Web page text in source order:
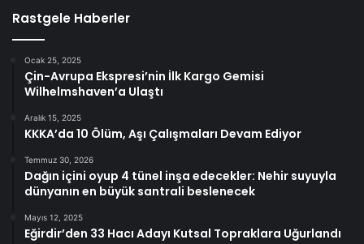
Rastgele Haberler
Ocak 25, 2025
Çin-Avrupa Ekspresi’nin İlk Kargo Gemisi
Wilhelmshaven’a Ulaştı
Aralık 15, 2025
KKKA’da 10 Ölüm, Aşı Çalışmaları Devam Ediyor
Temmuz 30, 2026
Dağın içini oyup 4 tünel inşa edecekler: Nehir suyuyla
dünyanın en büyük santrali beslenecek
Mayıs 12, 2025
Eğirdir’den 33 Hacı Adayı Kutsal Topraklara Uğurlandı